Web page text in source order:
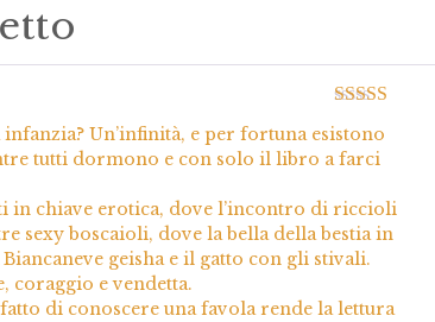
Valutato
5
Un’infinità, e per fortuna esistono
tutti dormono e con solo il libro a farci
in chiave erotica, dove l’incontro di riccioli
sexy boscaioli, dove la bella della bestia in
geisha e il gatto con gli stivali.
coraggio e vendetta.
di conoscere una favola rende la lettura